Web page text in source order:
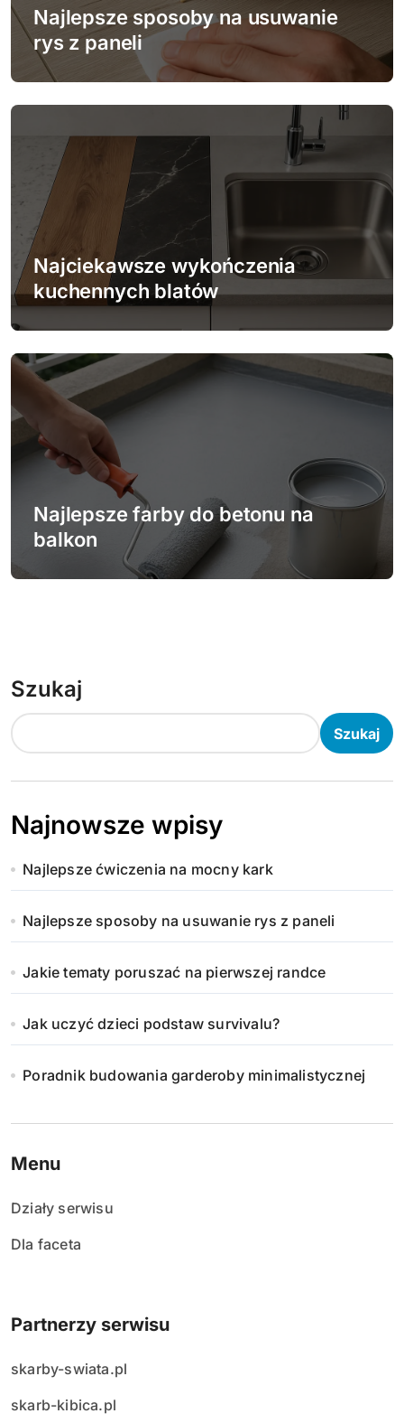
w
i
Najlepsze sposoby na usuwanie
rys z paneli
Najciekawsze wykończenia
kuchennych blatów
Najlepsze farby do betonu na
balkon
Szukaj
Szukaj
Najnowsze wpisy
Najlepsze ćwiczenia na mocny kark
Najlepsze sposoby na usuwanie rys z paneli
Jakie tematy poruszać na pierwszej randce
Jak uczyć dzieci podstaw survivalu?
Poradnik budowania garderoby minimalistycznej
Menu
Działy serwisu
Dla faceta
Partnerzy serwisu
skarby-swiata.pl
skarb-kibica.pl